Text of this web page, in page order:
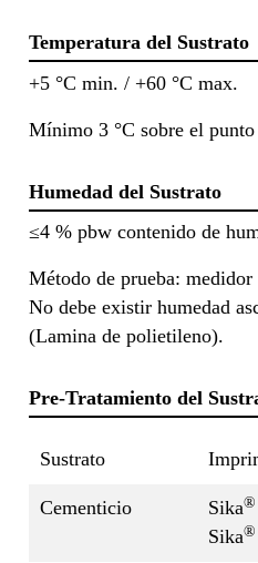
Temperatura del Sustrato
+5 °C min. / +60 °C max.
Mínimo 3 °C sobre el
Humedad del Sustrato
≤4 % pbw contenido de
Método de prueba: medidor
No debe existir humedad
(Lamina de polietileno).
Pre-Tratamiento del
Sustrato
Cementicio Sika®
Sika®